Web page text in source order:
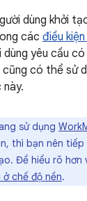
dùng khởi
các điều
yêu cầu
có thể sử
sử dụng
thì bạn nên
Để hiểu rõ hơn
chế độ nền.